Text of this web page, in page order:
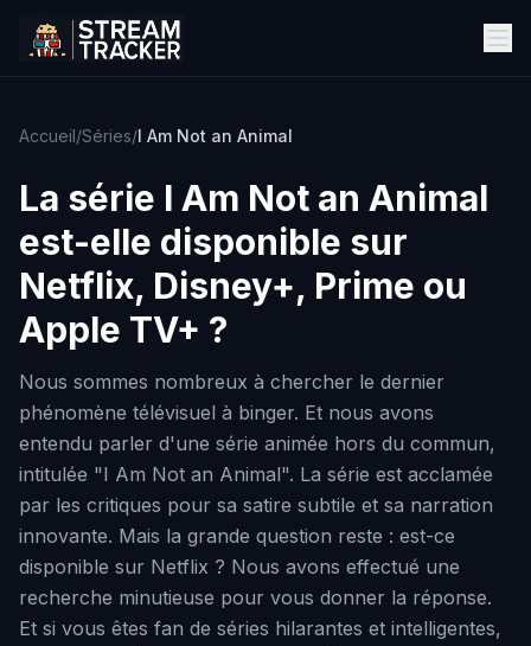
Accueil/Séries/I Am Not an Animal
La série I Am Not an Animal
est-elle disponible sur
Netflix, Disney+, Prime ou
Apple TV+ ?
Nous sommes nombreux à chercher le dernier
phénomène télévisuel à binger. Et nous avons
entendu parler d'une série animée hors du commun,
intitulée "I Am Not an Animal". La série est acclamée
par les critiques pour sa satire subtile et sa narration
innovante. Mais la grande question reste : est-ce
disponible sur Netflix ? Nous avons effectué une
recherche minutieuse pour vous donner la réponse.
Et si vous êtes fan de séries hilarantes et intelligentes,